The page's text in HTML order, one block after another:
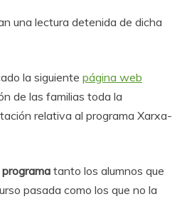
una lectura detenida de dicha
la siguiente página web
de las familias toda la
relativa al programa Xarxa-
tanto los alumnos que
pasada como los que no la